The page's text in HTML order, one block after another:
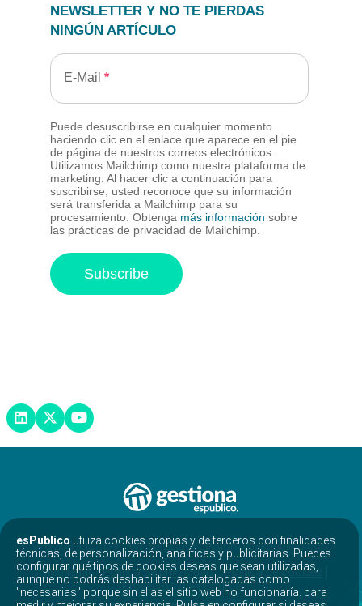
NEWSLETTER Y NO TE PIERDAS
NINGÚN ARTÍCULO
E-Mail
Puede desuscribirse en cualquier momento
haciendo clic en el enlace que aparece en el pie
de página de nuestros correos electrónicos.
Utilizamos Mailchimp como nuestra plataforma de
marketing. Al hacer clic a continuación para
suscribirse, usted reconoce que su información
será transferida a Mailchimp para su
procesamiento. Obtenga más información sobre
las prácticas de privacidad de Mailchimp.
976 300 110 (L-V de 7:30-20:00) gestiona@espublico.com
Aviso legal
Política de privacidad
Política de cookies
Proyectos opensource
esPublico utiliza cookies propias y de terceros con finalidades
técnicas, de personalización, analíticas y publicitarias. Puedes
configurar qué tipos de cookies deseas que sean utilizadas,
aunque no podrás deshabilitar las catalogadas como
"necesarias" porque sin ellas el sitio web no funcionaría. para